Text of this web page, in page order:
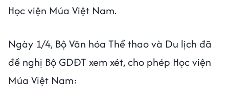
Học viện Múa Việt Nam.
Ngày 1/4, Bộ Văn hóa Thể thao và Du lịch đã
đề nghị Bộ GDĐT xem xét, cho phép Học viện
Múa Việt Nam: